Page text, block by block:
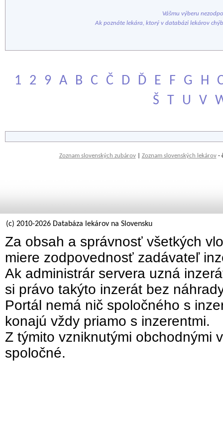
Vášmu výberu
Ak poznáte lekára, ktorý v databázi lekárov
1 2 9 A B C Č D Ď E F G H
Š
T U V
Zoznam slovenských zubárov| Zoznam slovenských lekárov-
(c) 2010-2026 Databáza lekárov na Slovensku
Za obsah a správnosť všetkých
miere zodpovednosť zadávateľ
Ak administrár servera uzná
si právo takýto inzerát bez
Portál nemá nič spoločného s
konajú vždy priamo s inzerentmi.
Z týmito vzniknutými obchodnými
spoločné.